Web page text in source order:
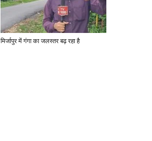
मिर्जापुर में गंगा का जलस्तर बढ़ रहा है